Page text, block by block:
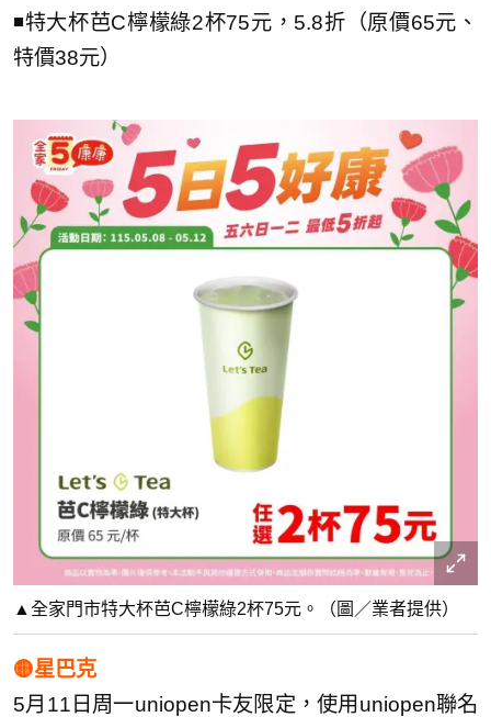
◾特大杯芭C檸檬綠2杯75元，5.8折（原價65元、
特價38元）
▲全家門市特大杯芭C檸檬綠2杯75元。（圖／業者提供）
🟡星巴克
5月11日周一uniopen卡友限定，使用uniopen聯名